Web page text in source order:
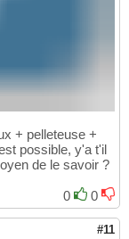
+ pelleteuse +
possible, y'a t'il
de le savoir ?
0
0
#11